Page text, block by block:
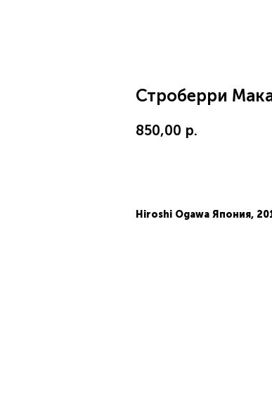
Строберри
850,00 р.
Hiroshi Ogawa Япония,